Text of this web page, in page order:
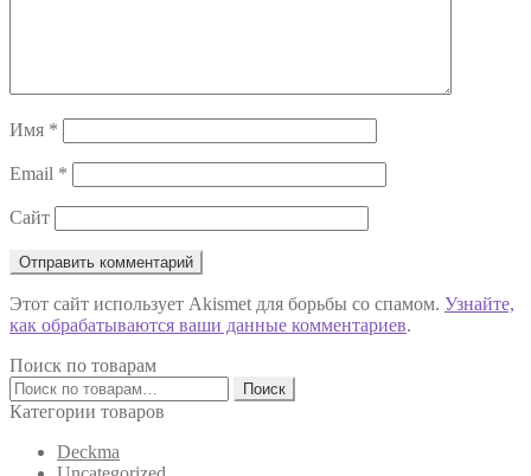
Имя *
Email *
Сайт
Этот сайт использует Akismet для борьбы со спамом. Узнайте,
как обрабатываются ваши данные комментариев.
Поиск по товарам
Искать:
Поиск
Категории товаров
Deckma